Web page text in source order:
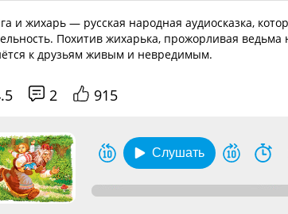
и жихарь — русская народная аудиосказка,
Похитив жихарька, прожорливая
к друзьям живым и невредимым.
2 915
Слушать